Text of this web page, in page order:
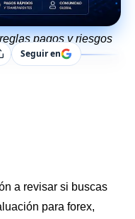
pagos y riesgos
Seguir en
a revisar si buscas
para forex,